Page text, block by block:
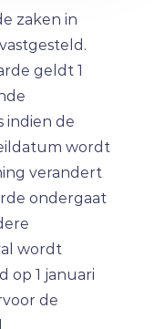
zaken in
geldt 1
indien de
wordt
verandert
ondergaat
wordt
op 1 januari
de